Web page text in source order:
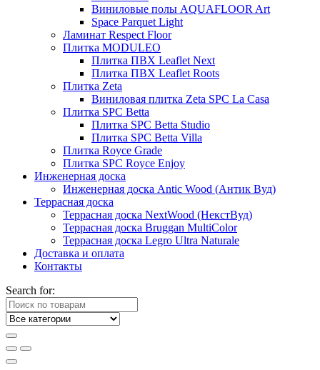
Виниловые полы AQUAFLOOR Art
Space Parquet Light
Ламинат Respect Floor
Плитка MODULEO
Плитка ПВХ Leaflet Next
Плитка ПВХ Leaflet Roots
Плитка Zeta
Виниловая плитка Zeta SPC La Casa
Плитка SPC Betta
Плитка SPC Betta Studio
Плитка SPC Betta Villa
Плитка Royce Grade
Плитка SPC Royce Enjoy
Инженерная доска
Инженерная доска Antic Wood (Антик Вуд)
Террасная доска
Террасная доска NextWood (НекстВуд)
Террасная доска Bruggan MultiColor
Террасная доска Legro Ultra Naturale
Доставка и оплата
Контакты
Search for: